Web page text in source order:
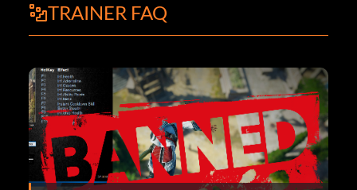
TRAINER FAQ